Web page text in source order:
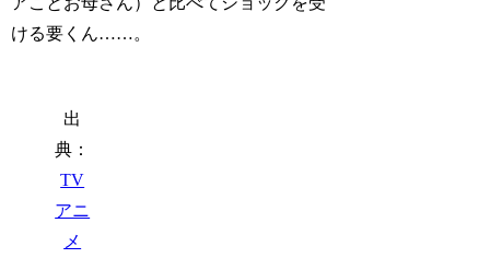
ける要くん……。
出
典：
TV
アニ
メ